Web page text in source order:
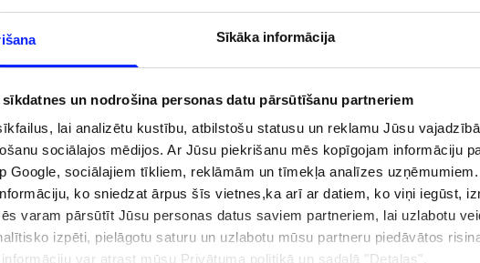
Sīkāka informācija
un nodrošina personas datu pārsūtīšanu partneriem
lai analizētu kustību, atbilstošu statusu un reklamu Jūsu
sociālajos mēdijos. Ar Jūsu piekrišanu mēs kopīgojam informāciju
Google, sociālajiem tīkliem, reklāmām un tīmekļa analīzes
ko sniedzat ārpus šīs vietnes,ka arī ar datiem, ko viņi iegūst,
varam pārsūtīt Jūsu personas datus saviem partneriem, lai uzlabotu
izpēti, pielāgotu saturu un uzlabotu mūsu partneru piedāvātos
var atrast mūsu Privātuma politikā un sadaļā "Detaļas".
UV aizsardzībai pie ūdens jābūt
UPF apģērbs + SPF
Jaunā 4F tenisa un padela kolekcija.
Sportiska funkcionalitāte satiekas ar
mūsdienīgu stilu